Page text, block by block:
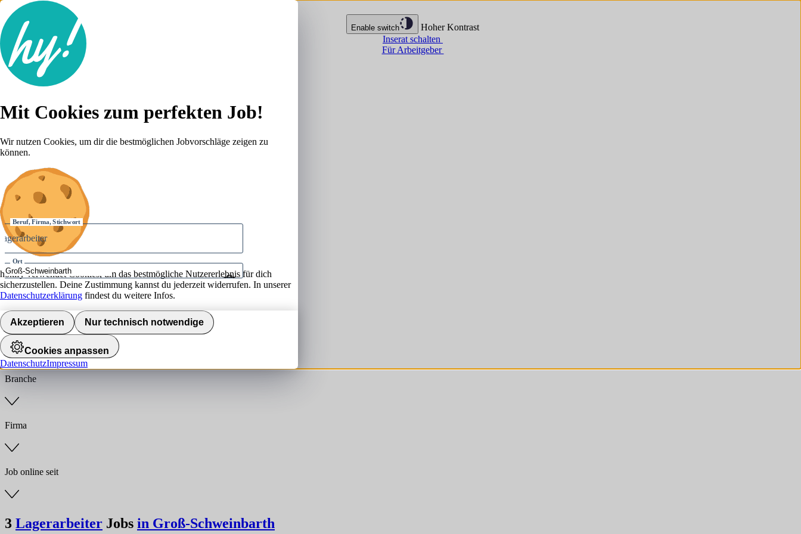
Enable switch
Hoher Kontrast
Inserat schalten
Für Arbeitgeber
Lebenslauf
Karriere-Tipps
Anmelden
Beruf, Firma, Stichwort
Ort
Umkreis
Jobs finden
Anstellungsart
Branche
Firma
Job online seit
3 Lagerarbeiter Jobs in Groß-Schweinbarth
Mit Cookies zum perfekten Job!
Wir nutzen Cookies, um dir die bestmöglichen Jobvorschläge zeigen zu
können.
hokify verwendet Cookies, um das bestmögliche Nutzererlebnis für dich
sicherzustellen. Deine Zustimmung kannst du jederzeit widerrufen. In unserer
Datenschutzerklärung findest du weitere Infos.
Akzeptieren Nur technisch notwendige
Cookies anpassen
DatenschutzImpressum